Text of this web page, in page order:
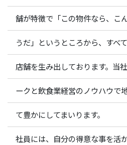
舗が特徴で「この物件なら、こ
うだ」というところから、すべ
店舗を生み出しております。当
ークと飲食業経営のノウハウで
て豊かにしてまいります。
社員には、自分の得意な事を活